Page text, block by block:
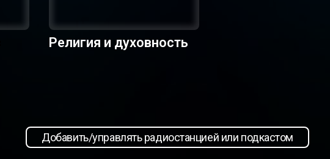
Религия и духовность
Добавить/управлять радиостанцией или подкастом